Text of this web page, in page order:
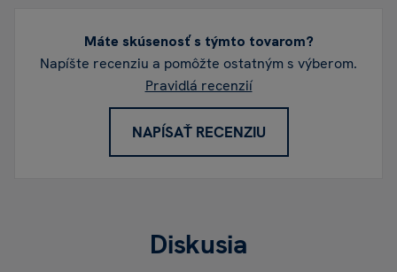
Máte skúsenosť s týmto tovarom?
Napíšte recenziu a pomôžte ostatným s výberom.
Pravidlá recenzií
NAPÍSAŤ RECENZIU
Diskusia